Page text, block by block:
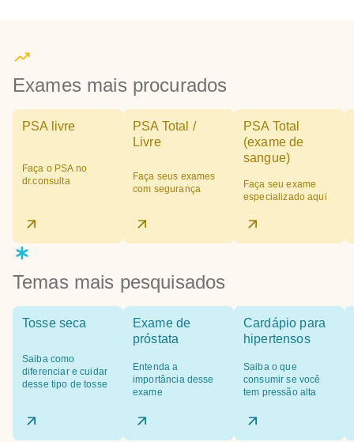
Exames mais procurados
PSA livre
Faça o PSA no
dr.consulta
PSA Total /
Livre
Faça seus exames
com segurança
PSA Total
(exame de
sangue)
Faça seu exame
especializado aqui
Temas mais pesquisados
Tosse seca
Saiba como
diferenciar e cuidar
desse tipo de tosse
Exame de
próstata
Entenda a
importância desse
exame
Cardápio para
hipertensos
Saiba o que
consumir se você
tem pressão alta